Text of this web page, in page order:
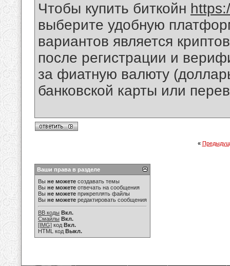
Чтобы купить биткойн
выберите удобную
вариантов является
после регистрации и
за фиатную валюту
банковской карты или
«
Ваши права в разделе
Вы не можете создавать темы
Вы не можете отвечать на сообщения
Вы не можете прикреплять файлы
Вы не можете редактировать сообщения
BB коды Вкл.
Смайлы Вкл.
[IMG] код Вкл.
HTML код Выкл.